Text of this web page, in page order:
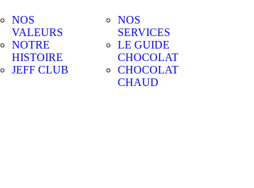
NOS
VALEURS
NOTRE
HISTOIRE
JEFF CLUB
NOS
SERVICES
LE GUIDE
CHOCOLAT
CHOCOLAT
CHAUD